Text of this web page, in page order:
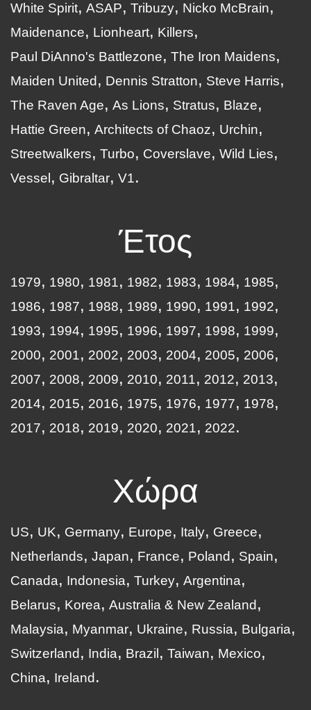
White Spirit ASAP Tribuzy
Nicko McBrain
Maidenance
Lionheart
Killers
Paul DiAnno's Battlezone
The Iron Maidens
Maiden United
Dennis Stratton
Steve Harris
The Raven Age
As Lions Stratus
Blaze
Hattie Green
Architects of Chaoz
Urchin
Streetwalkers
Turbo Coverslave
Wild Lies
Vessel
Gibraltar V1
Έτος
1979 1980 1981 1982 1983 1984
1985
1986
1987 1988 1989 1990 1991
1992
1993
1994 1995 1996 1997 1998
1999
2000
2001 2002 2003 2004 2005
2006
2007
2008 2009 2010 2011 2012
2013
2014
2015 2016 1975 1976 1977
1978
2017
2018 2019 2020 2021 2022
Χώρα
US UK Germany Europe Italy
Greece
Netherlands
Japan France Poland
Spain
Canada
Indonesia Turkey Argentina
Belarus
Korea
Australia & New Zealand
Malaysia
Myanmar Ukraine Russia
Bulgaria
Switzerland
India Brazil Taiwan
Mexico
China
Ireland